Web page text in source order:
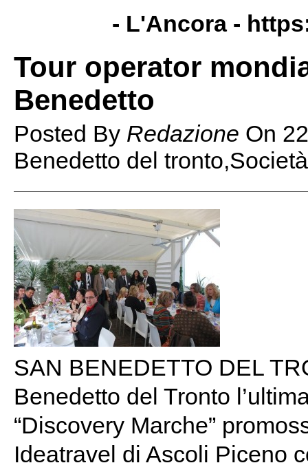
- L'Ancora -
Tour operator
Benedetto
Posted By Redazione On
Benedetto del
SAN BENEDETTO DEL
Benedetto del Tronto
“Discovery Marche”
Ideatravel di Ascoli Piceno